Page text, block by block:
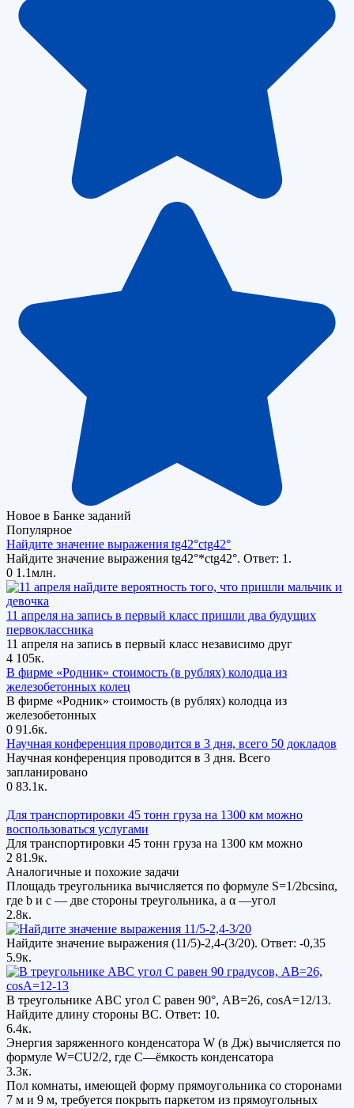
Новое в Банке заданий
Популярное
Найдите значение выражения tg42°ctg42°
Найдите значение выражения tg42°*ctg42°. Ответ: 1.
0 1.1млн.
11 апреля на запись в первый класс пришли два будущих
первоклассника
11 апреля на запись в первый класс независимо друг
4 105к.
В фирме «Родник» стоимость (в рублях) колодца из
железобетонных колец
В фирме «Родник» стоимость (в рублях) колодца из
железобетонных
0 91.6к.
Научная конференция проводится в 3 дня, всего 50 докладов
Научная конференция проводится в 3 дня. Всего
запланировано
0 83.1к.
Для транспортировки 45 тонн груза на 1300 км можно
воспользоваться услугами
Для транспортировки 45 тонн груза на 1300 км можно
2 81.9к.
Аналогичные и похожие задачи
Площадь треугольника вычисляется по формуле S=1/2bcsinα,
где b и c — две стороны треугольника, а α —угол
2.8к.
Найдите значение выражения (11/5)-2,4-(3/20). Ответ: -0,35
5.9к.
В треугольнике ABC угол C равен 90°, AB=26, cosA=12/13.
Найдите длину стороны BC. Ответ: 10.
6.4к.
Энергия заряженного конденсатора W (в Дж) вычисляется по
формуле W=CU2/2, где C—ёмкость конденсатора
3.3к.
Пол комнаты, имеющей форму прямоугольника со сторонами
7 м и 9 м, требуется покрыть паркетом из прямоугольных